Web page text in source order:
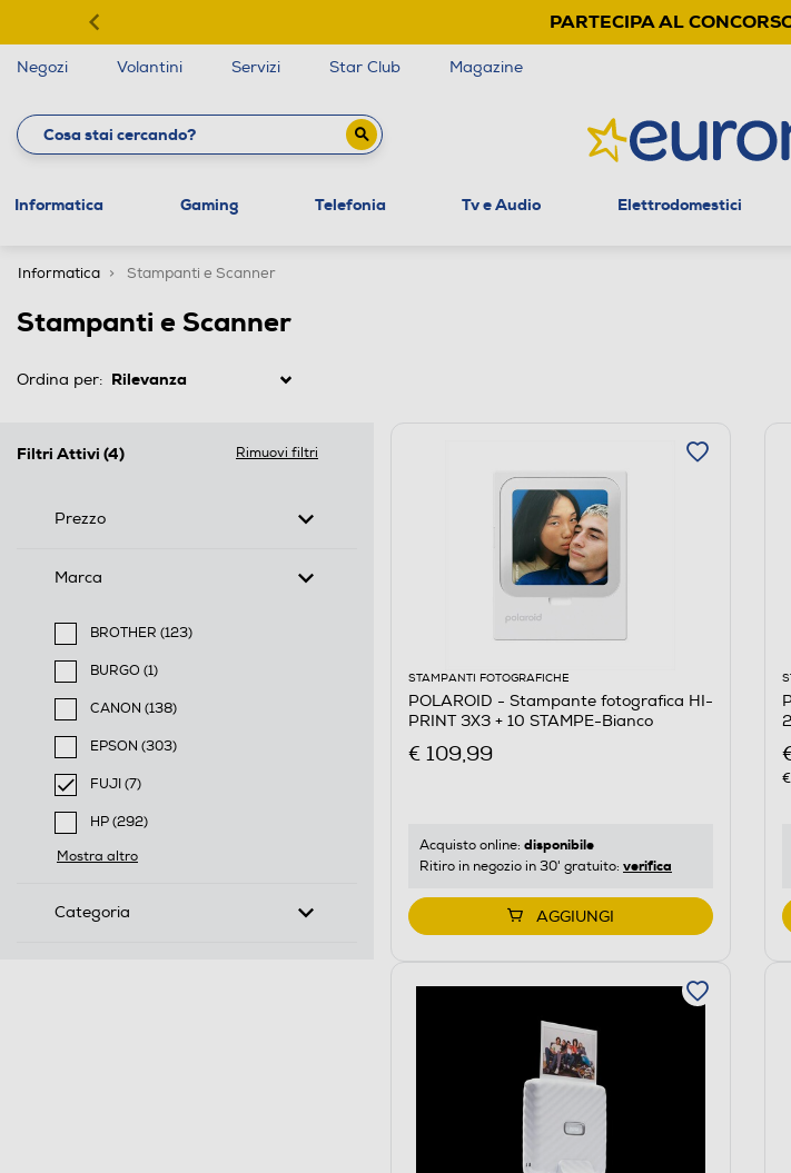
PARTECIPA AL
Negozi Volantini Servizi Star Club Magazine
Informatica Gaming Telefonia Tv e Audio Elettrodomestici
Informatica Stampanti e Scanner
Stampanti e Scanner
Ordina per:
Filtri Attivi (4) Rimuovi filtri
Prezzo
Marca
BROTHER (123)
Filtra per Marca: BROTHER
BURGO (1)
Filtra per Marca: BURGO
CANON (138)
Filtra per Marca: CANON
EPSON (303)
Filtra per Marca: EPSON
FUJI (7)
selected Filtro applicato per Marca: FUJI
HP (292)
Filtra per Marca: HP
Mostra altro
Categoria
STAMPANTI FOTOGRAFICHE
POLAROID - Stampante fotografica HI-
PRINT 3X3 + 10 STAMPE-Bianco
€ 109,99
Acquisto online: disponibile
Ritiro in negozio in 30' gratuito: verifica
AGGIUNGI